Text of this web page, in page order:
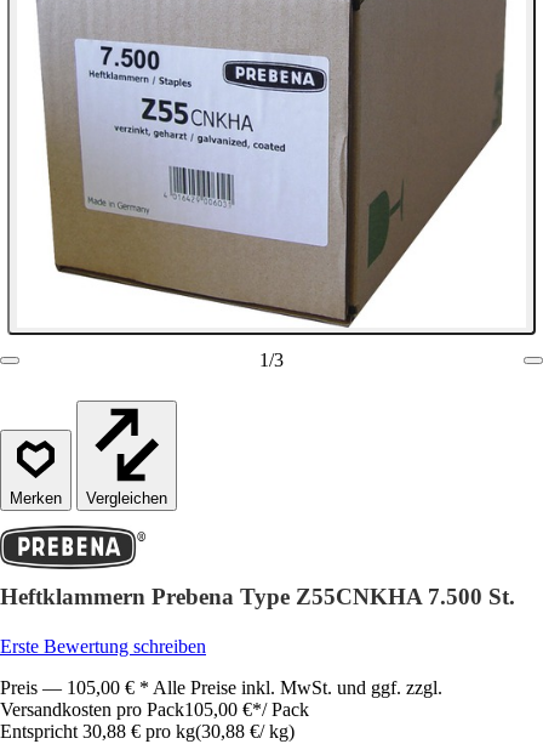
1/3
Vergleichen
Heftklammern Prebena Type Z55CNKHA 7.500 St.
Erste Bewertung schreiben
Preis — 105,00 € * Alle Preise inkl. MwSt. und ggf. zzgl.
Versandkosten pro Pack105,00 €*/ Pack
Entspricht 30,88 € pro kg(30,88 €/ kg)